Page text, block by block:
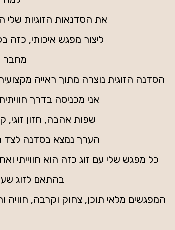
את הסדנאות הזוגיות
ליצור מפגש איכותי, כזה
מחבר
הסדנה הזוגית נוצרה מתוך ראייה
אני מכניסה בדרך
שפות אהבה, חזון זוגי,
הערך נמצא בסדנה לצד
כל מפגש שלי עם זוג כזה הוא חווייתי
בהתאם לזוג
המפגשים מלאי תוכן, צחוק וקרבה, חוויה